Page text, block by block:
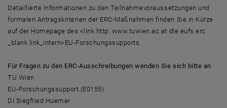
Detaillierte Informationen zu den Teilnahmevoraussetzungen und
formalen Antragskriterien der ERC-Maßnahmen finden Sie in Kürze
auf der Homepage des <link http: www.tuwien.ac.at dle eufs erc
_blank link_intern>EU-Forschungssupports.
Für Fragen zu den ERC-Ausschreibungen wenden Sie sich bitte an
TU Wien
EU-Forschungssupport (E0155)
DI Siegfried Huemer